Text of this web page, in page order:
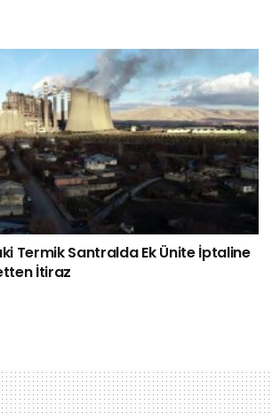
Termik Santralda Ek Ünite İptaline
İtiraz